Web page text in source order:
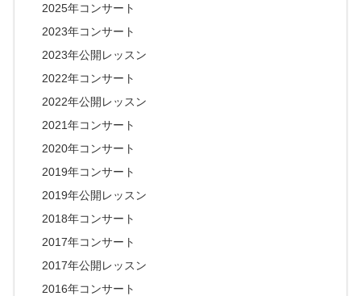
2025年コンサート
2023年コンサート
2023年公開レッスン
2022年コンサート
2022年公開レッスン
2021年コンサート
2020年コンサート
2019年コンサート
2019年公開レッスン
2018年コンサート
2017年コンサート
2017年公開レッスン
2016年コンサート